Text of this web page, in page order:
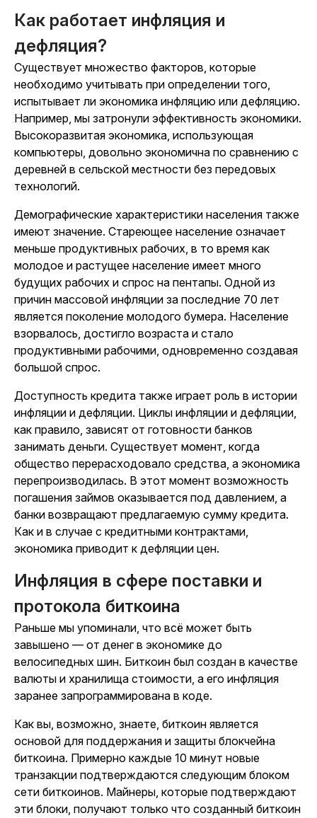
Как работает инфляция и
дефляция?
Существует множество факторов, которые
необходимо учитывать при определении того,
испытывает ли экономика инфляцию или дефляцию.
Например, мы затронули эффективность экономики.
Высокоразвитая экономика, использующая
компьютеры, довольно экономична по сравнению с
деревней в сельской местности без передовых
технологий.
Демографические характеристики населения также
имеют значение. Стареющее население означает
меньше продуктивных рабочих, в то время как
молодое и растущее население имеет много
будущих рабочих и спрос на пентапы. Одной из
причин массовой инфляции за последние 70 лет
является поколение молодого бумера. Население
взорвалось, достигло возраста и стало
продуктивными рабочими, одновременно создавая
большой спрос.
Доступность кредита также играет роль в истории
инфляции и дефляции. Циклы инфляции и дефляции,
как правило, зависят от готовности банков
занимать деньги. Существует момент, когда
общество перерасходовало средства, а экономика
перепроизводилась. В этот момент возможность
погашения займов оказывается под давлением, а
банки возвращают предлагаемую сумму кредита.
Как и в случае с кредитными контрактами,
экономика приводит к дефляции цен.
Инфляция в сфере поставки и
протокола биткоина
Раньше мы упоминали, что всё может быть
завышено — от денег в экономике до
велосипедных шин. Биткоин был создан в качестве
валюты и хранилища стоимости, а его инфляция
заранее запрограммирована в коде.
Как вы, возможно, знаете, биткоин является
основой для поддержания и защиты блокчейна
биткоина. Примерно каждые 10 минут новые
транзакции подтверждаются следующим блоком
сети биткоинов. Майнеры, которые подтверждают
эти блоки, получают только что созданный биткоин